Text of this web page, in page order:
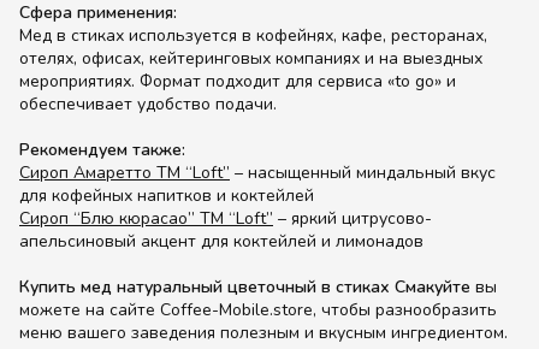
Сфера применения:
Мед в стиках используется в кофейнях, кафе, ресторанах,
отелях, офисах, кейтеринговых компаниях и на выездных
мероприятиях. Формат подходит для сервиса «to go» и
обеспечивает удобство подачи.
Рекомендуем также:
Сироп Амаретто ТМ “Loft” – насыщенный миндальный вкус
для кофейных напитков и коктейлей
Сироп “Блю кюрасао” ТМ “Loft” – яркий цитрусово-
апельсиновый акцент для коктейлей и лимонадов
Купить мед натуральный цветочный в стиках Смакуйте вы
можете на сайте Coffee-Mobile.store, чтобы разнообразить
меню вашего заведения полезным и вкусным ингредиентом.